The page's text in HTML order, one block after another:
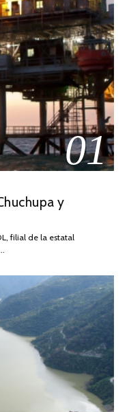
01
y
filial de la estatal